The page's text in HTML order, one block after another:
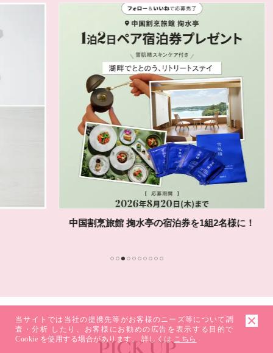
中国割烹旅館 掬水亭の宿泊券を1組2名様に！
当サイトでは当社の提携先等がお客様のニーズ等について調
査・分析 したり、お客様にお勧めの広告を表示する目的で
Cookie を使用する場合があります。 詳しくは こちら